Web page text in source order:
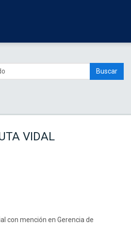
Buscar
VIDAL
con mención en Gerencia de